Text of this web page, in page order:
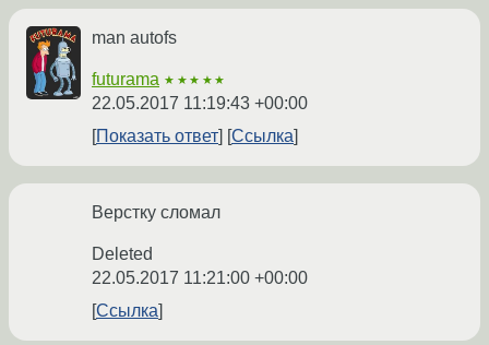
man autofs
futurama ★★★★★
22.05.2017 11:19:43 +00:00
Показать ответ
Ссылка
Верстку сломал
Deleted
22.05.2017 11:21:00 +00:00
Ссылка